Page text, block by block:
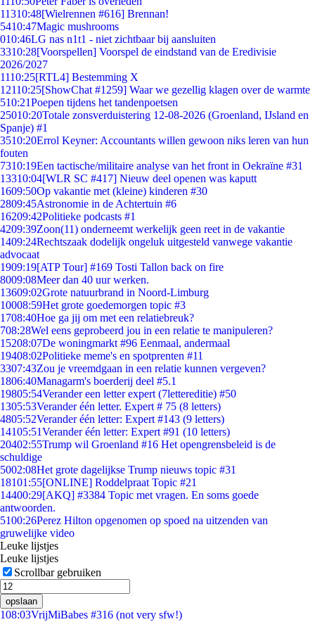
11310:48[Wielrennen #616] Brennan!
5410:47Magic mushrooms
010:46LG nas n1t1 - niet zichtbaar bij aansluiten
3310:28[Voorspellen] Voorspel de eindstand van de Eredivisie
2026/2027
1110:25[RTL4] Bestemming X
12110:25[ShowChat #1259] Waar we gezellig klagen over de warmte
510:21Poepen tijdens het tandenpoetsen
25010:20Totale zonsverduistering 12-08-2026 (Groenland, IJsland en
Spanje) #1
3510:20Errol Keyner: Accountants willen gewoon niks leren van hun
fouten
7310:19Een tactische/militaire analyse van het front in Oekraïne #31
13310:04[WLR SC #417] Nieuw deel openen was kaputt
1609:50Op vakantie met (kleine) kinderen #30
2809:45Astronomie in de Achtertuin #6
16209:42Politieke podcasts #1
4209:39Zoon(11) onderneemt werkelijk geen reet in de vakantie
1409:24Rechtszaak dodelijk ongeluk uitgesteld vanwege vakantie
advocaat
1909:19[ATP Tour] #169 Tosti Tallon back on fire
8009:08Meer dan 40 uur werken.
13609:02Grote natuurbrand in Noord-Limburg
10008:59Het grote goedemorgen topic #3
1708:40Hoe ga jij om met een relatiebreuk?
708:28Wel eens geprobeerd jou in een relatie te manipuleren?
15208:07De woningmarkt #96 Eenmaal, andermaal
19408:02Politieke meme's en spotprenten #11
3307:43Zou je vreemdgaan in een relatie kunnen vergeven?
1806:40Managarm's boerderij deel #5.1
19805:54Verander een letter expert (7lettereditie) #50
1305:53Verander één letter. Expert # 75 (8 letters)
4805:52Verander één letter: Expert #143 (9 letters)
14105:51Verander één letter: Expert #91 (10 letters)
20402:55Trump wil Groenland #16 Het opengrensbeleid is de
schuldige
5002:08Het grote dagelijkse Trump nieuws topic #31
18101:55[ONLINE] Roddelpraat Topic #21
14400:29[AKQ] #3384 Topic met vragen. En soms goede
antwoorden.
5100:26Perez Hilton opgenomen op spoed na uitzenden van
gruwelijke video
Leuke lijstjes
Leuke lijstjes
Scrollbar gebruiken
opslaan
108:03VrijMiBabes #316 (not very sfw!)